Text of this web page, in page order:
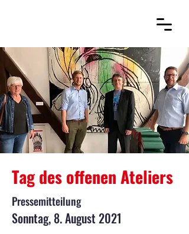
Tag des offenen Ateliers
Pressemitteilung
Sonntag, 8. August 2021